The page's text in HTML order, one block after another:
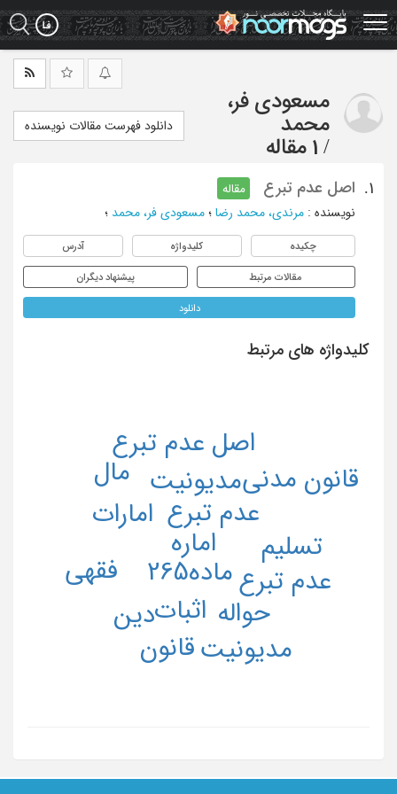
Skip
to
main
مسعودی فر،
محمد
/ 1 مقاله
دانلود فهرست مقالات نویسنده
1. اصل عدم تبرع
مقاله
نویسنده : مرندی، محمد رضا ؛ مسعودی فر، محمد ؛
چکیده کلیدواژه آدرس
مقالات مرتبط پیشنهاد دیگران
دانلود
کلیدواژه های مرتبط
اماره
عدم تبرع
ماده265
مدیونیت
اثبات
اصل عدم تبرع
امارات
تسلیم
حواله دین
عدم تبرع فقهی
قانون
قانون مدنی مال
مدیونیت